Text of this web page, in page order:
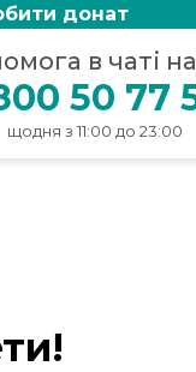
донат
в чаті
50 77
щодня з 11:00 до 23:00